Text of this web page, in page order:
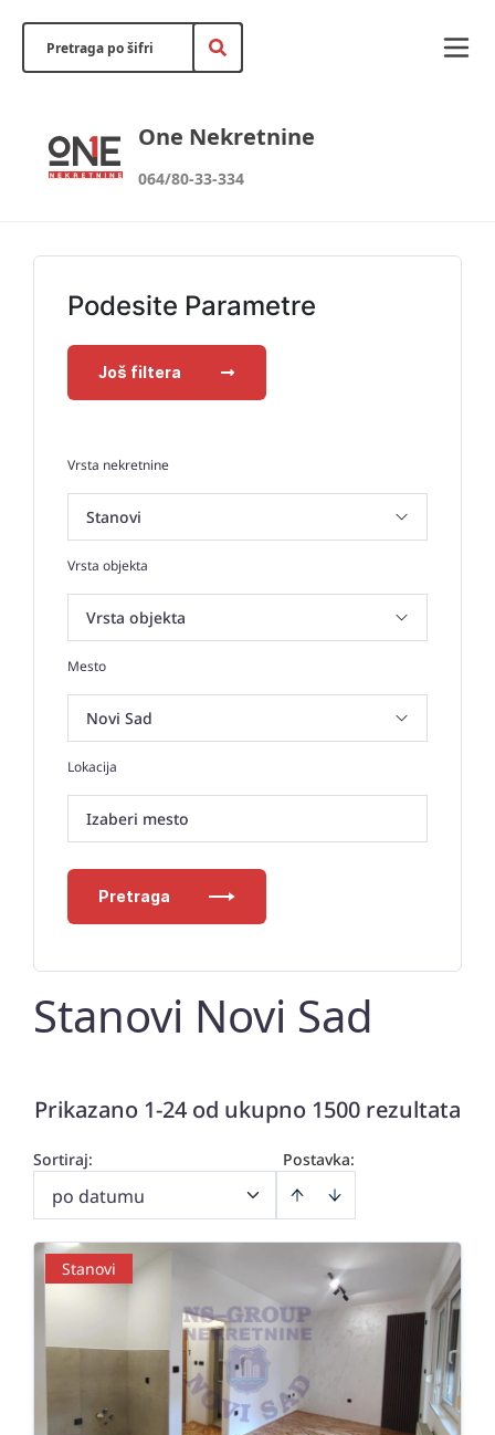
One Nekretnine
064/80-33-334
Podesite Parametre
Još filtera
Vrsta nekretnine
Vrsta objekta
Mesto
Lokacija
Izaberi mesto
Pretraga
Stanovi Novi Sad
Prikazano 1-24 od ukupno 1500 rezultata
Postavka:
Sortiraj:
po datumu
Stanovi